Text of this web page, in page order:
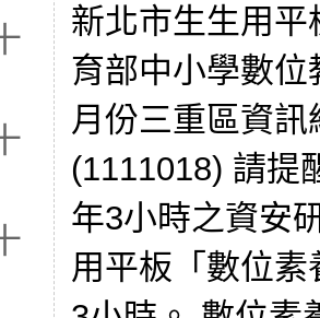
新北市生生用
育部中小學數
月份三重區資
(1111018) 請提
年3小時之資安
用平板「數位